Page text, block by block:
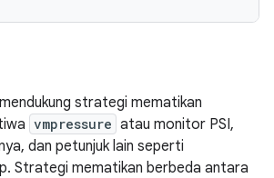
mendukung strategi mematikan
vmpressure atau monitor PSI,
dan petunjuk lain seperti
Strategi mematikan berbeda antara